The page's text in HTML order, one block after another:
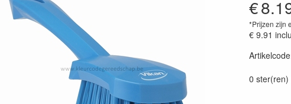
€
*Prijzen zijn
€ 9.91
Artikelcode
0 ster(ren)